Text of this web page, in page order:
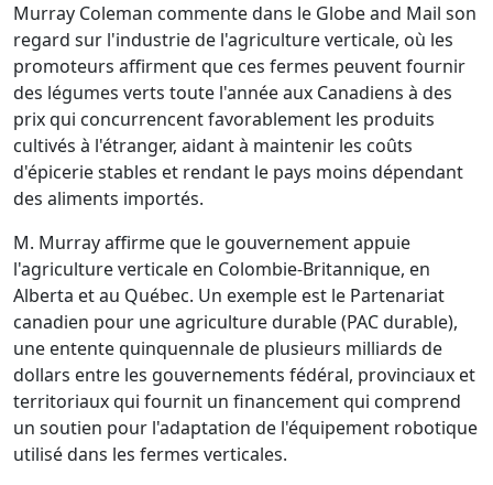
Murray Coleman commente dans le Globe and Mail son
regard sur l'industrie de l'agriculture verticale, où les
promoteurs affirment que ces fermes peuvent fournir
des légumes verts toute l'année aux Canadiens à des
prix qui concurrencent favorablement les produits
cultivés à l'étranger, aidant à maintenir les coûts
d'épicerie stables et rendant le pays moins dépendant
des aliments importés.
M. Murray affirme que le gouvernement appuie
l'agriculture verticale en Colombie-Britannique, en
Alberta et au Québec. Un exemple est le Partenariat
canadien pour une agriculture durable (PAC durable),
une entente quinquennale de plusieurs milliards de
dollars entre les gouvernements fédéral, provinciaux et
territoriaux qui fournit un financement qui comprend
un soutien pour l'adaptation de l'équipement robotique
utilisé dans les fermes verticales.